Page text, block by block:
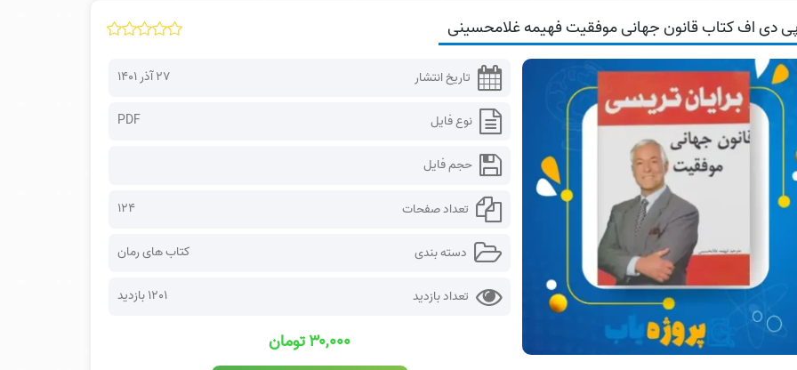
دی اف کتاب قانون جهانی موفقیت فهیمه غلامحسینی
تاریخ انتشار ۲۷ آذر ۱۴۰۱
نوع فایل PDF
حجم فایل
تعداد صفحات 124
دسته بندی کتاب های رمان
تعداد بازدید 1201 بازدید
۳۰,۰۰۰ تومان